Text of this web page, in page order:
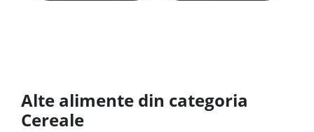
Alte alimente din categoria
Cereale